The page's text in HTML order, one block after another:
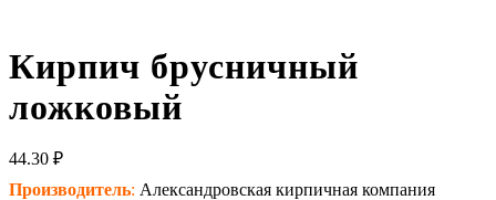
Кирпич брусничный
ложковый
44.30 ₽
Производитель: Александровская кирпичная компания